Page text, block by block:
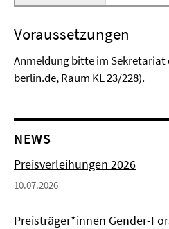
Voraussetzungen
Anmeldung bitte im Sekretariat
berlin.de, Raum KL 23/228).
NEWS
Preisverleihungen 2026
10.07.2026
Preisträger*innen Gender-